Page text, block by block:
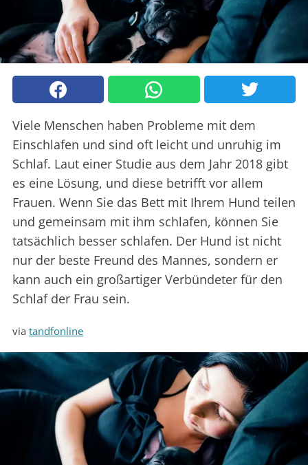
Viele Menschen haben Probleme mit dem
Einschlafen und sind oft leicht und unruhig im
Schlaf. Laut einer Studie aus dem Jahr 2018 gibt
es eine Lösung, und diese betrifft vor allem
Frauen. Wenn Sie das Bett mit Ihrem Hund teilen
und gemeinsam mit ihm schlafen, können Sie
tatsächlich besser schlafen. Der Hund ist nicht
nur der beste Freund des Mannes, sondern er
kann auch ein großartiger Verbündeter für den
Schlaf der Frau sein.
via tandfonline